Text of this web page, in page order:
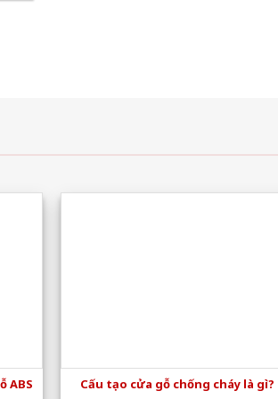
ABS
Cấu tạo cửa gỗ chống cháy là gì?